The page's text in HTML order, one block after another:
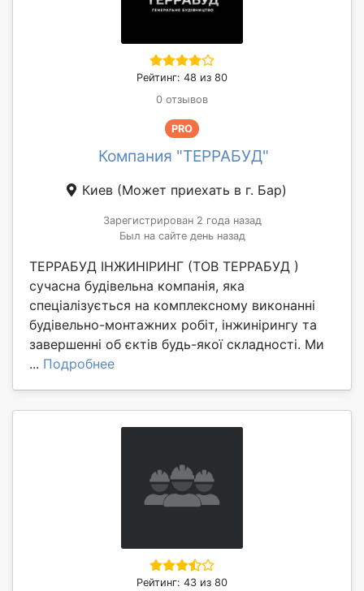
Рейтинг: 48 из 80
0 отзывов
PRO
Компания "ТЕРРАБУД"
Киев (Может приехать в г. Бар)
Зарегистрирован 2 года назад
Был на сайте день назад
ТЕРРАБУД ІНЖИНІРИНГ (ТОВ ТЕРРАБУД )
сучасна будівельна компанія, яка
спеціалізується на комплексному виконанні
будівельно-монтажних робіт, інжинірингу та
завершенні об єктів будь-якої складності. Ми
... Подробнее
Рейтинг: 43 из 80